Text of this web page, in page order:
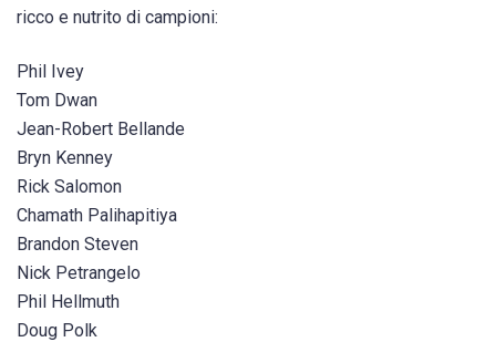
ricco e nutrito di campioni:
Phil Ivey
Tom Dwan
Jean-Robert Bellande
Bryn Kenney
Rick Salomon
Chamath Palihapitiya
Brandon Steven
Nick Petrangelo
Phil Hellmuth
Doug Polk